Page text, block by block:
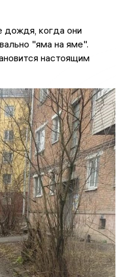
дождя, когда они
"яма на яме".
настоящим